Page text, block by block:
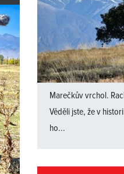
Marečkův vrchol.
Věděli jste, že v
ho...